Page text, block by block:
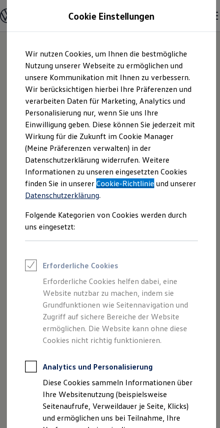
Hauptinhalt
springen
Footer
springen
Modelle und Konfigurator
Konfigurator
Modelle vergleichen
Elektroautos
ENERGY Sondermodelle
Nutzfahrzeuge
SUV und CUV
Familienautos
Kombis
Kompaktwagen
Sportwagen
Schnell verfügbare Fahrzeuge
Angebote und Produkte
Aktuelle Angebote
E-Auto-Förderung
Volkswagen Marktplatz
Die ENERGY Sondermodelle
Junge Gebrauchtwagen und Gebrauchtwagen
Volkswagen Zertifizierte Gebrauchtwagen
Elektromobilität bei Gebrauchtwagen
Saisonangebote
Reifenpakete
Leasing
Leasing-Angebote
Elektroauto Leasing
Kleinwagen-Leasing
Leasing ohne Anzahlung
Finanzierung
Autokredit mit Schlussrate
Versicherungen und Garantien
Kfz-Versicherung
Restschuldversicherungen
Garantien
Professional Class bei Volkswagen
Behörden
Direktkunden
Sonderfahrzeuge
Anpfiff zum Gewinn
Elektromobilität
Gessner & Jacobi
GmbH & Co. KG |
Impressum &
Rechtliches
Hier finden Sie Informationen über uns
(Gessner & Jacobi GmbH & Co. KG) als
verantwortlichen Anbieter von Inhalten
und Angeboten, die auf dieser Website
Impressum
Datenschutzerklärung
Nutzung von Terminbuchung Online
Impressum
Gessner & Jacobi GmbH & Co. KG
Falkenstraße 16-18
30449 Hannover
Cookie Einstellungen
Wir nutzen Cookies, um Ihnen die bestmögliche
Nutzung unserer Webseite zu ermöglichen und
unsere Kommunikation mit Ihnen zu verbessern.
Wir berücksichtigen hierbei Ihre Präferenzen und
verarbeiten Daten für Marketing, Analytics und
Personalisierung nur, wenn Sie uns Ihre
Einwilligung geben. Diese können Sie jederzeit mit
Wirkung für die Zukunft im Cookie Manager
(Meine Präferenzen verwalten) in der
Datenschutzerklärung widerrufen. Weitere
Informationen zu unseren eingesetzten Cookies
finden Sie in unsererCookie-Richtlinie und unserer
Datenschutzerklärung.
Folgende Kategorien von Cookies werden durch
uns eingesetzt:
Erforderliche Cookies
Erforderliche Cookies helfen dabei, eine
Website nutzbar zu machen, indem sie
Grundfunktionen wie Seitennavigation und
Zugriff auf sichere Bereiche der Website
ermöglichen. Die Website kann ohne diese
Cookies nicht richtig funktionieren.
Analytics und Personalisierung
Diese Cookies sammeln Informationen über
Ihre Websitenutzung (beispielsweise
Seitenaufrufe, Verweildauer je Seite, Klicks)
und ermöglichen uns bei Teilnahme, Ihre